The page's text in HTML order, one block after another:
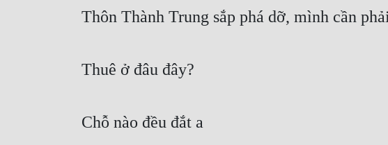
Thôn Thành Trung sắp phá dỡ, mình cần
Thuê ở đâu đây?
Chỗ nào đều đắt a